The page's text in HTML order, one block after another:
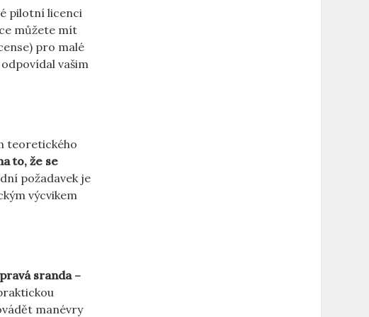
pilotní licenci
můžete mít
pro malé
odpovídal vašim
teoretického
to, že se
požadavek je
výcvikem
sranda –
manévry